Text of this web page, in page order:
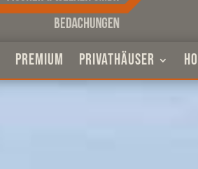
Premium Privathäuser